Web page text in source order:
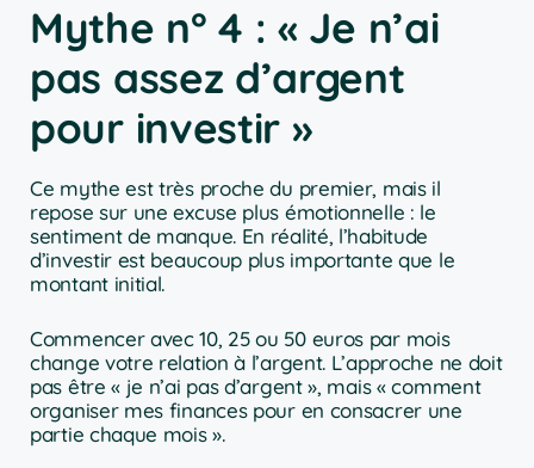
Mythe n° 4 : « Je n’ai
pas assez d’argent
pour investir »
Ce mythe est très proche du premier, mais il
repose sur une excuse plus émotionnelle : le
sentiment de manque. En réalité, l’habitude
d’investir est beaucoup plus importante que le
montant initial.
Commencer avec 10, 25 ou 50 euros par mois
change votre relation à l’argent. L’approche ne doit
pas être « je n’ai pas d’argent », mais « comment
organiser mes finances pour en consacrer une
partie chaque mois ».